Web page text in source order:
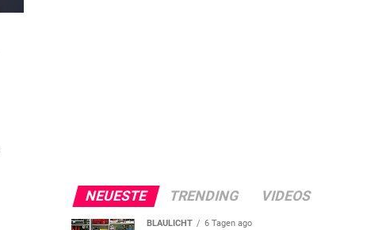
NEUESTE TRENDING VIDEOS
BLAULICHT 6 Tagen ago